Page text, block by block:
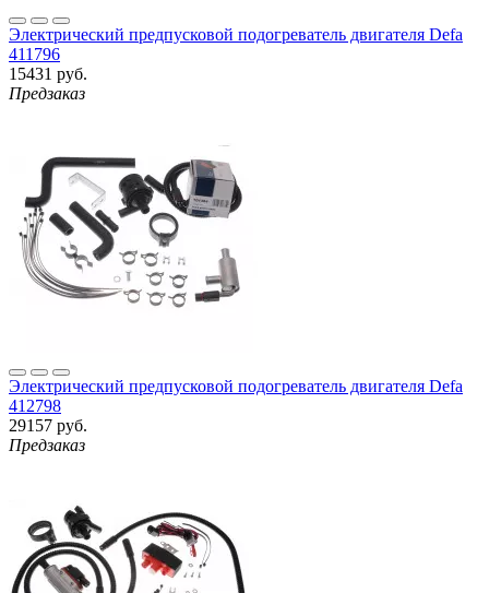
Электрический предпусковой подогреватель двигателя Defa
411796
15431 руб.
Предзаказ
Электрический предпусковой подогреватель двигателя Defa
412798
29157 руб.
Предзаказ